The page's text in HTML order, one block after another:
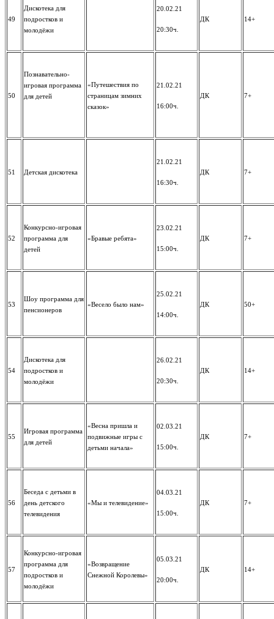
49
Дискотека для
подростков и
молодёжи
20.02.21
20:30ч.
ДК 14+
50
Познавательно-
игровая программа
для детей
«Путешествия по
страницам зимних
сказок»
21.02.21
16:00ч.
ДК 7+
51 Детская дискотека
21.02.21
16:30ч.
ДК 7+
52
Конкурсно-игровая
программа для
детей
«Бравые ребята»
23.02.21
15:00ч.
ДК 7+
53
Шоу программа для
пенсионеров
«Весело было нам»
25.02.21
14:00ч.
ДК 50+
54
Дискотека для
подростков и
молодёжи
26.02.21
20:30ч.
ДК 14+
55
Игровая программа
для детей
«Весна пришла и
подвижные игры с
детьми начала»
02.03.21
15:00ч.
ДК 7+
56
Беседа с детьми в
день детского
телевидения
«Мы и телевидение»
04.03.21
15:00ч.
ДК 7+
57
Конкурсно-игровая
программа для
подростков и
молодёжи
«Возвращение
Снежной Королевы»
05.03.21
20:00ч.
ДК 14+